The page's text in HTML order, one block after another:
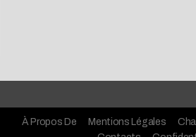
À Propos De Mentions Légales